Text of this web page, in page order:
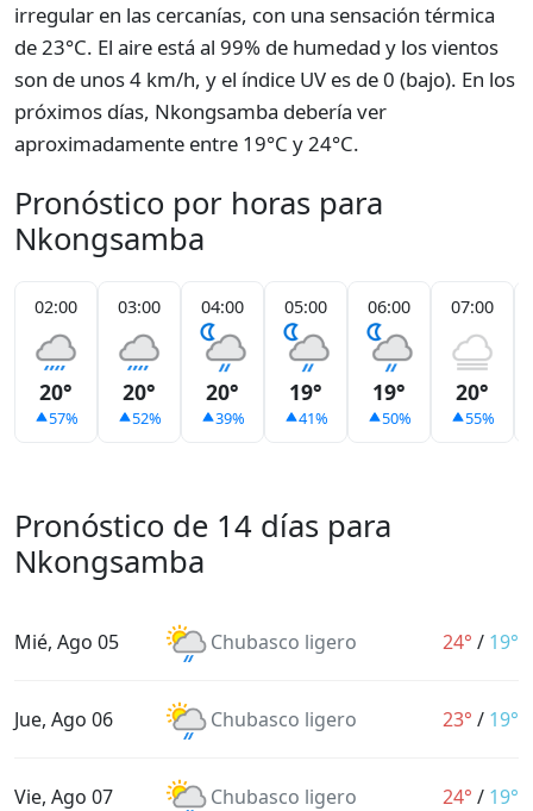
irregular en las cercanías, con una sensación térmica
de 23°C. El aire está al 99% de humedad y los vientos
son de unos 4 km/h, y el índice UV es de 0 (bajo). En los
próximos días, Nkongsamba debería ver
aproximadamente entre 19°C y 24°C.
Pronóstico por horas para
Nkongsamba
02:00
20°
57%
03:00
20°
52%
04:00
20°
39%
05:00
19°
41%
06:00
19°
50%
07:00
20°
55%
Pronóstico de 14 días para
Nkongsamba
Mié, Ago 05 Chubasco ligero 24° / 19°
Jue, Ago 06 Chubasco ligero 23° / 19°
Vie, Ago 07 Chubasco ligero 24° / 19°